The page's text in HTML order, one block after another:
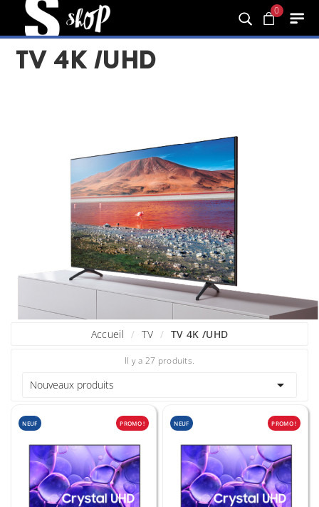
0
TV 4K /UHD
Accueil TV TV 4K /UHD
Il y a 27 produits.
Nouveaux produits 
NEUF PROMO ! NEUF PROMO !